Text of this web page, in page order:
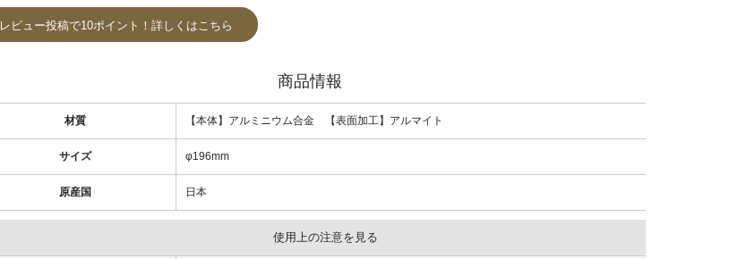
レビュー投稿で10ポイント！詳しくはこちら
商品情報
材質 【本体】アルミニウム合金 【表面加工】アルマイト
サイズ φ196mm
原産国 日本
使用上の注意を見る